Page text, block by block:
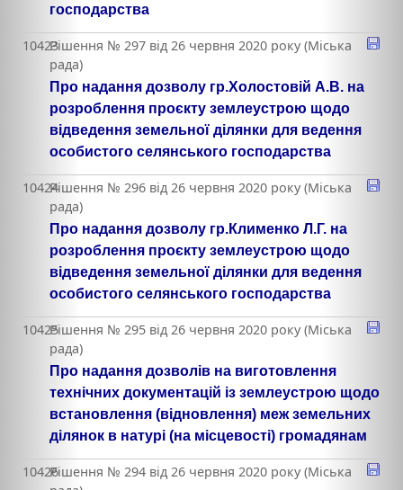
господарства
10423Рішення № 297 від 26 червня 2020 року (Міська
рада)
Про надання дозволу гр.Холостовій А.В. на
розроблення проєкту землеустрою щодо
відведення земельної ділянки для ведення
особистого селянського господарства
10424Рішення № 296 від 26 червня 2020 року (Міська
рада)
Про надання дозволу гр.Клименко Л.Г. на
розроблення проєкту землеустрою щодо
відведення земельної ділянки для ведення
особистого селянського господарства
10425Рішення № 295 від 26 червня 2020 року (Міська
рада)
Про надання дозволів на виготовлення
технічних документацій із землеустрою щодо
встановлення (відновлення) меж земельних
ділянок в натурі (на місцевості) громадянам
10426Рішення № 294 від 26 червня 2020 року (Міська